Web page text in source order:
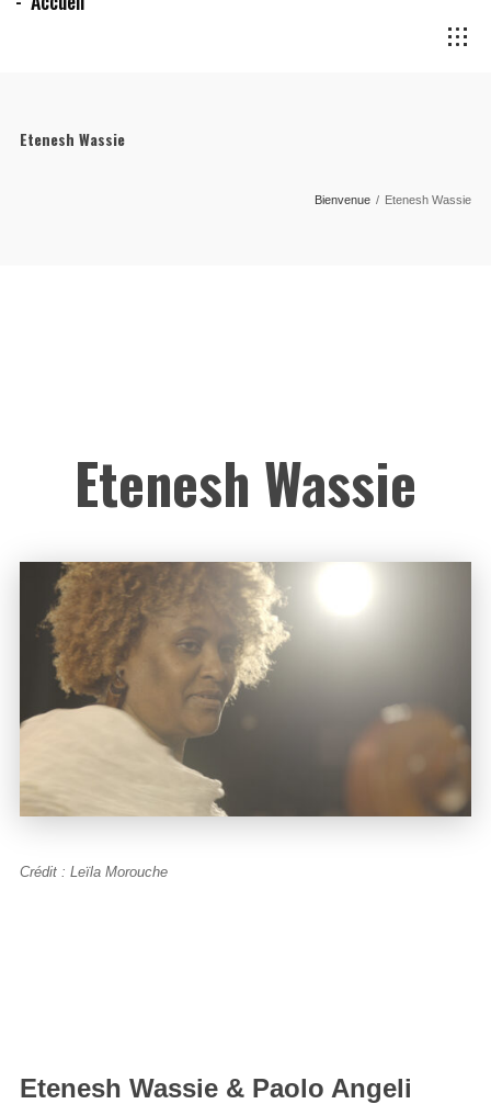
Etenesh Wassie
Bienvenue / Etenesh Wassie
Etenesh Wassie
Crédit : Leïla Morouche
Etenesh Wassie & Paolo Angeli